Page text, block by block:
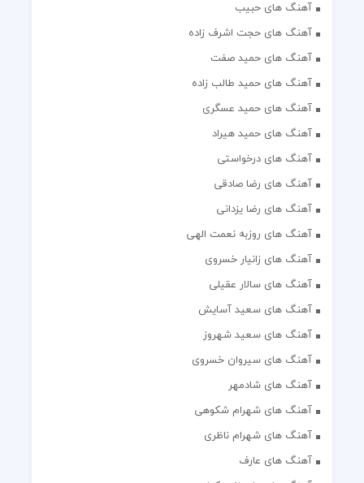
آهنگ های حبیب
آهنگ های حجت اشرف زاده
آهنگ های حمید صفت
آهنگ های حمید طالب زاده
آهنگ های حمید عسگری
آهنگ های حمید هیراد
آهنگ های درخواستی
آهنگ های رضا صادقی
آهنگ های رضا یزدانی
آهنگ های روزبه نعمت الهی
آهنگ های زانیار خسروی
آهنگ های سالار عقیلی
آهنگ های سعید آسایش
آهنگ های سعید شهروز
آهنگ های سیروان خسروی
آهنگ های شادمهر
آهنگ های شهرام شکوهی
آهنگ های شهرام ناظری
آهنگ های عارف